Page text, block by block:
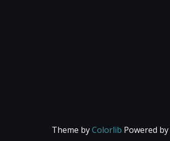
Theme byColorlib Powered by